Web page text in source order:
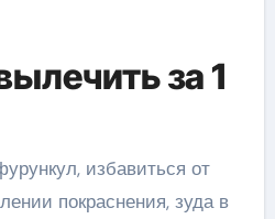
за 1
избавиться от
покраснения, зуда в